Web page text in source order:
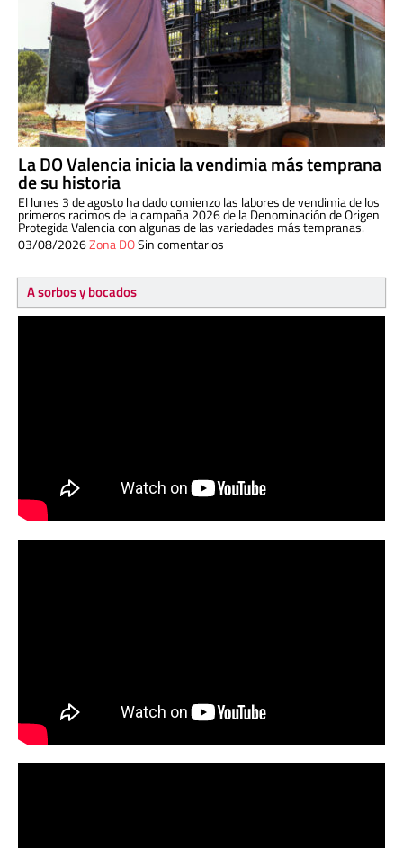
La DO Valencia inicia la vendimia más temprana
de su historia
El lunes 3 de agosto ha dado comienzo las labores de vendimia de los
primeros racimos de la campaña 2026 de la Denominación de Origen
Protegida Valencia con algunas de las variedades más tempranas.
03/08/2026Zona DOSin comentarios
A sorbos y bocados